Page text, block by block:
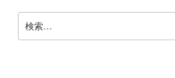
索: